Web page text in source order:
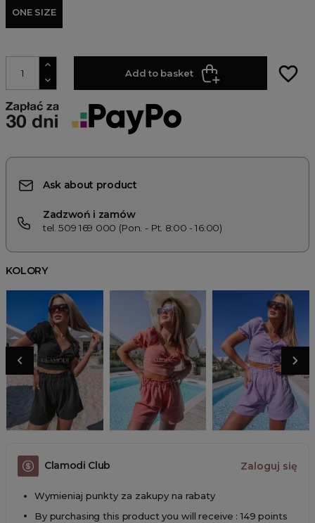
ONE SIZE
Add to basket favorite_border
Ask about product
Zadzwoń i zamów
tel. 509 169 000 (Pon. - Pt. 8:00 - 16:00)
KOLORY
Clamodi Club Zaloguj się
Wymieniaj punkty za zakupy na rabaty
By purchasing this product you will receive : 149 points